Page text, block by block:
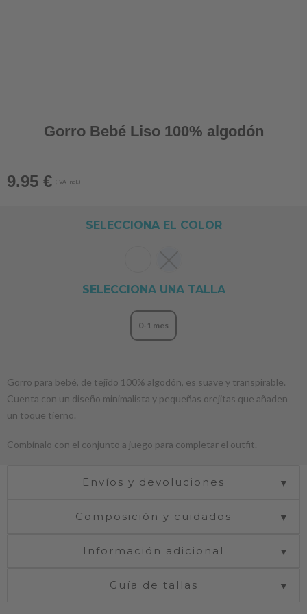
Gorro Bebé Liso 100% algodón
9.95 € (IVA Incl.)
SELECCIONA EL COLOR
SELECCIONA UNA TALLA
0-1 mes
Gorro para bebé, de tejido 100% algodón, es suave y transpirable.
Cuenta con un diseño minimalista y pequeñas orejitas que añaden
un toque tierno.
Combínalo con el conjunto a juego para completar el outfit.
Envíos y devoluciones ▼
Composición y cuidados ▼
Información adicional ▼
Guía de tallas ▼